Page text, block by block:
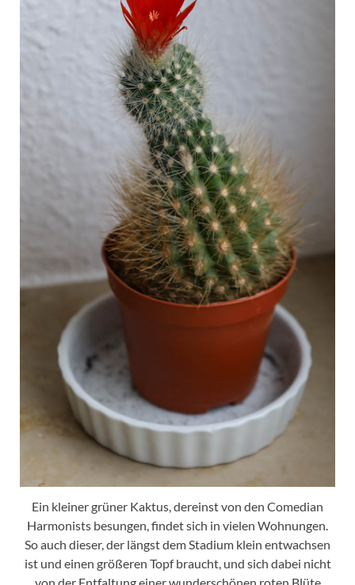
Ein kleiner grüner Kaktus, dereinst von den Comedian
Harmonists besungen, findet sich in vielen Wohnungen.
So auch dieser, der längst dem Stadium klein entwachsen
ist und einen größeren Topf braucht, und sich dabei nicht